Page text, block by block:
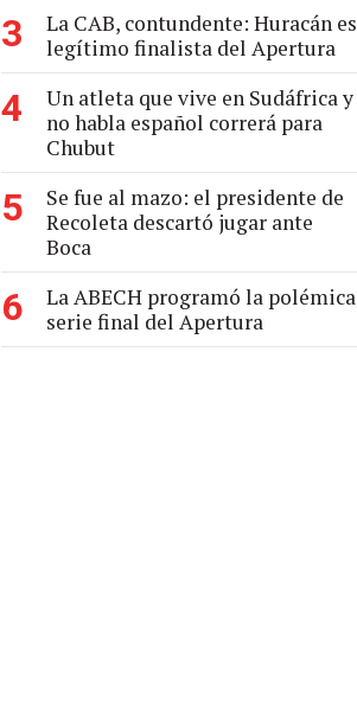
3
La CAB, contundente: Huracán es
legítimo finalista del Apertura
4
Un atleta que vive en Sudáfrica y
no habla español correrá para
Chubut
5
Se fue al mazo: el presidente de
Recoleta descartó jugar ante
Boca
6
La ABECH programó la polémica
serie final del Apertura